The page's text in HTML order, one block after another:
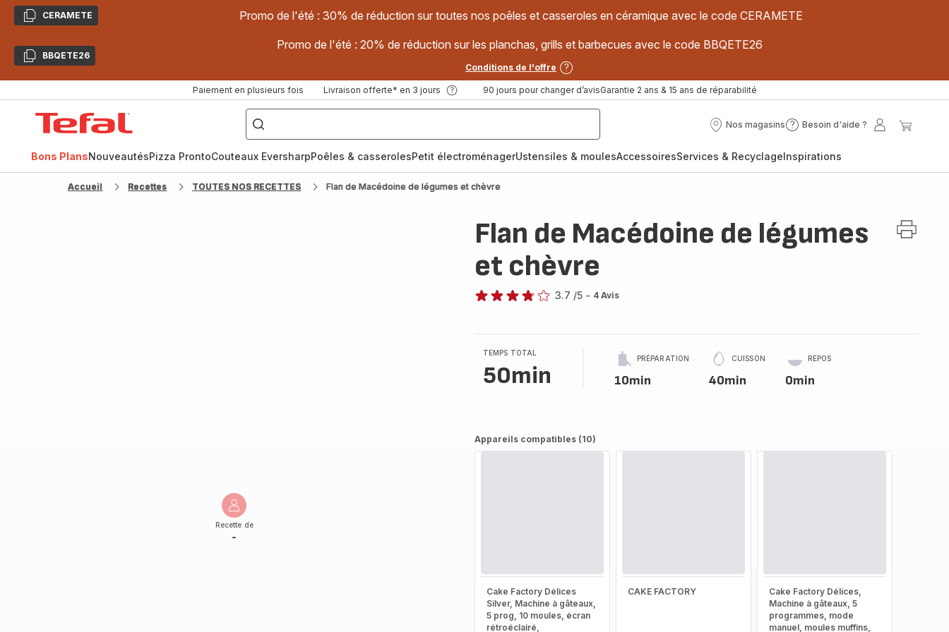
CopierCERAMETE Promo de l'été : 30% de réduction sur toutes nos poêles et casseroles en céramique avec le code CERAMETE
CopierBBQETE26
Promo de l'été : 20% de réduction sur les planchas, grills et barbecues avec le code BBQETE26
Conditions de l'offre
Paiement en plusieurs fois Livraison offerte* en 3 jours 90 jours pour changer d’avisGarantie 2 ans & 15 ans de réparabilité
["Poêles
inox,
Cake
Factory,
Nos magasins
Nos
Besoin d'aide ?
Besoin
?
Mon
Bons PlansNouveautésPizza ProntoCouteaux EversharpPoêles & casserolesPetit électroménagerUstensiles & moulesAccessoiresServices & RecyclageInspirations
Accueil Recettes TOUTES NOS RECETTES Flan de Macédoine de légumes et chèvre
Recette de
-
Flan de Macédoine de légumes
et chèvre
3.7 /5 - 4 Avis
TEMPS TOTAL
50min
PRÉPARATION
10min
CUISSON
40min
REPOS
0min
Appareils compatibles (10)
Cake Factory Délices
Silver, Machine à gâteaux,
5 prog, 10 moules, écran
rétroéclairé,
CAKE FACTORY
Cake Factory Délices,
Machine à gâteaux, 5
programmes, mode
manuel, moules muffins,